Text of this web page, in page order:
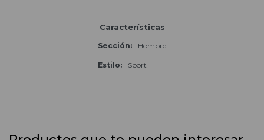
Características
Sección Hombre
Estilo Sport